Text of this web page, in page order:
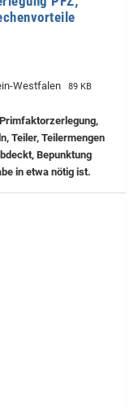
Westfalen 89 KB
Teiler, Teilermengen
Bepunktung
in etwa nötig ist.